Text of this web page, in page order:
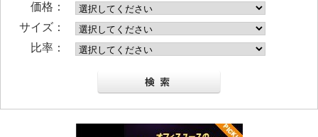
価格：
サイズ：
比率：